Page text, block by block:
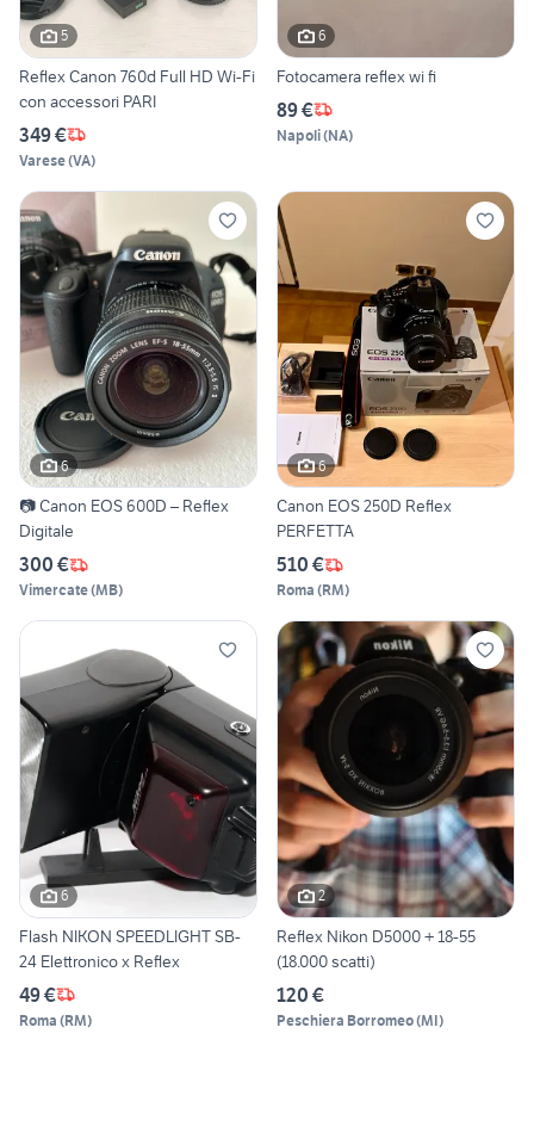
5
Reflex Canon 760d Full HD Wi-Fi
con accessori PARI
349 €
Varese(VA)
6
Fotocamera reflex wi fi
89 €
Napoli(NA)
6
📷 Canon EOS 600D – Reflex
Digitale
300 €
Vimercate(MB)
6
Canon EOS 250D Reflex
PERFETTA
510 €
Roma (RM)
6
Flash NIKON SPEEDLIGHT SB-
24 Elettronico x Reflex
49 €
Roma (RM)
2
Reflex Nikon D5000 + 18-55
(18.000 scatti)
120 €
Peschiera Borromeo(MI)